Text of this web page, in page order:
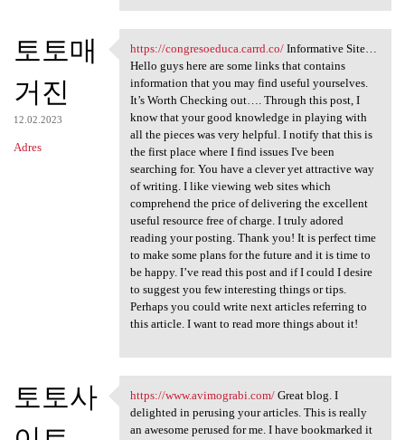
토토매
거진
12.02.2023
Adres
https://congresoeduca.carrd
https://congresoeduca.carrd.co/Informative Site…
Hello guys here are some links that contains
information that you may find useful yourselves.
It’s Worth Checking out…. Through this post, I
know that your good knowledge in playing with
all the pieces was very helpful. I notify that this is
the first place where I find issues I've been
searching for. You have a clever yet attractive way
of writing. I like viewing web sites which
comprehend the price of delivering the excellent
useful resource free of charge. I truly adored
reading your posting. Thank you! It is perfect time
to make some plans for the future and it is time to
be happy. I’ve read this post and if I could I desire
to suggest you few interesting things or tips.
Perhaps you could write next articles referring to
this article. I want to read more things about it!
토토사
https://www.avimograbi.com/
https://www.avimograbi.com/Great blog. I
delighted in perusing your articles. This is really
an awesome perused for me. I have bookmarked it